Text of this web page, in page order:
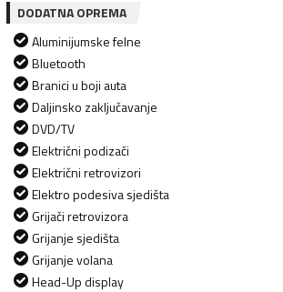
DODATNA OPREMA
Aluminijumske felne
Bluetooth
Branici u boji auta
Daljinsko zaključavanje
DVD/TV
Električni podizači
Električni retrovizori
Elektro podesiva sjedišta
Grijači retrovizora
Grijanje sjedišta
Grijanje volana
Head-Up display